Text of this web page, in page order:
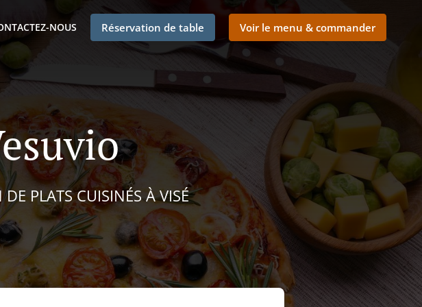
NOUS Réservation de table Voir le menu & commander
PLATS CUISINÉS À VISÉ